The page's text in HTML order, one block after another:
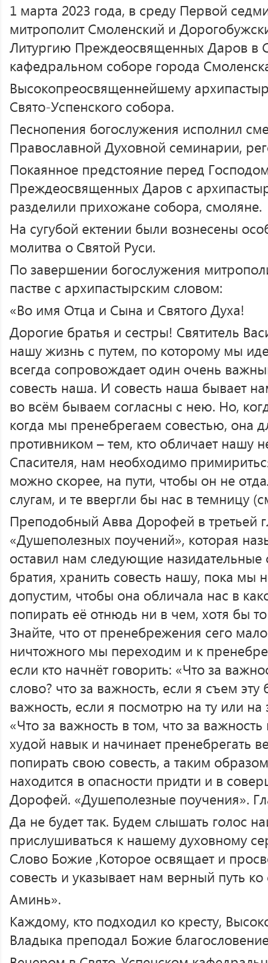
1 марта 2023 года, в среду Первой
митрополит Смоленский и
Литургию Преждеосвященных Даров в
кафедральном соборе города
Высокопреосвященнейшему
Свято-Успенского собора.
Песнопения богослужения исполнил
Православной Духовной семинарии,
Покаянное предстояние перед
Преждеосвященных Даров с
разделили прихожане собора, смоляне.
На сугубой ектении были вознесены
молитва о Святой Руси.
По завершении богослужения
пастве с архипастырским словом:
«Во имя Отца и Сына и Святого Духа!
Дорогие братья и сестры! Святитель
нашу жизнь с путем, по которому мы
всегда сопровождает один очень
совесть наша. И совесть наша бывает
во всём бываем согласны с нею. Но,
когда мы пренебрегаем совестью, она
противником – тем, кто обличает нашу
Спасителя, нам необходимо
можно скорее, на пути, чтобы он не
слугам, и те ввергли бы нас в темницу
Преподобный Авва Дорофей в третьей
«Душеполезных поучений», которая
оставил нам следующие назидательные
братия, хранить совесть нашу, пока мы
допустим, чтобы она обличала нас в
попирать её отнюдь ни в чем, хотя бы
Знайте, что от пренебрежения сего
ничтожного мы переходим и к
если кто начнёт говорить: «Что за
слово? что за важность, если я съем эту
важность, если я посмотрю на ту или на
«Что за важность в том, что за
худой навык и начинает пренебрегать
попирать свою совесть, а таким
находится в опасности придти и в
Дорофей. «Душеполезные поучения».
Да не будет так. Будем слышать голос
прислушиваться к нашему духовному
Слово Божие ,Которое освящает и
совесть и указывает нам верный путь
Аминь».
Каждому, кто подходил ко кресту,
Владыка преподал Божие